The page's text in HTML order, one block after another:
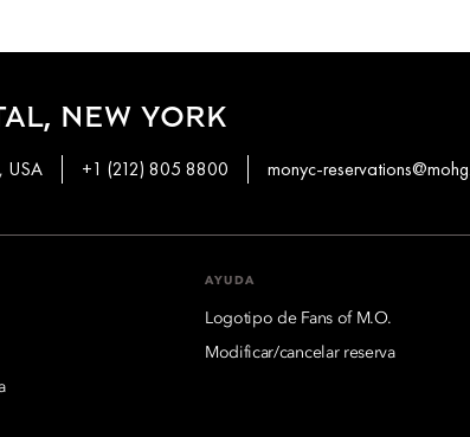
NEW YORK
USA +1 (212) 805 8800 monyc-
AYUDA
Logotipo de Fans of M.O.
Modificar/cancelar reserva